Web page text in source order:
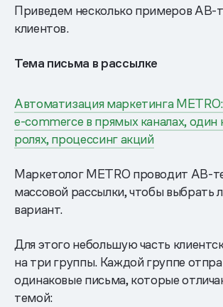
Приведем несколько примеров АВ-
клиентов.
Тема письма в рассылке
Автоматизация маркетинга
e-commerce в прямых каналах, один
ролях, процессинг акций
Маркетолог METRO проводит AB-
массовой рассылки, чтобы выбрать
вариант.
Для этого небольшую часть
на три группы. Каждой группе
одинаковые письма, которые
темой: